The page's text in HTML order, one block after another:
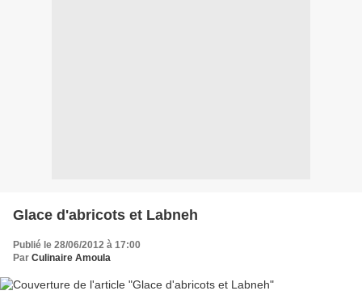
Glace d'abricots et Labneh
Publié le 28/06/2012 à 17:00
Par Culinaire Amoula